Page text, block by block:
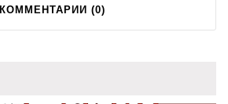
КОММЕНТАРИИ (0)